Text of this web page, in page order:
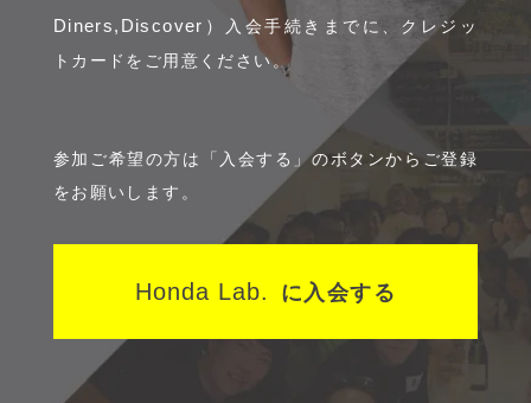
Diners,Discover）
入会手続きまでに、クレジッ
トカードをご用意ください。
参加ご希望の方は「入会する」のボタンからご登録
をお願いします。
Honda Lab. に入会する